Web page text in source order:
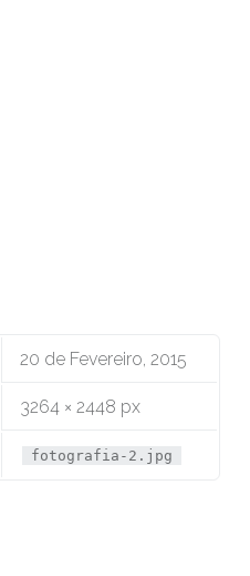
20 de Fevereiro, 2015
3264 × 2448 px
fotografia-2.jpg